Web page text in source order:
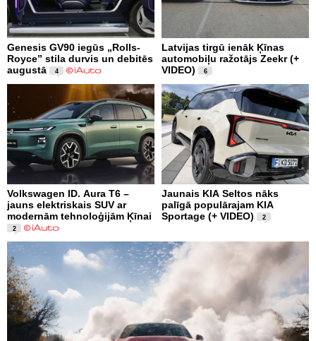
Genesis GV90 iegūs „Rolls-
Royce” stila durvis un debitēs
augustā
4
Latvijas tirgū ienāk Ķīnas
automobiļu ražotājs Zeekr (+
VIDEO)
6
Volkswagen ID. Aura T6 –
jauns elektriskais SUV ar
modernām tehnoloģijām Ķīnai
2
Jaunais KIA Seltos nāks
palīgā populārajam KIA
Sportage (+ VIDEO)
2